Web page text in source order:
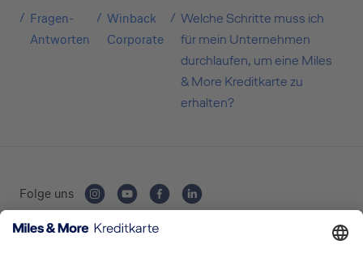
Fragen-
Antworten
Winback
Corporate
Welche Schritte muss ich
für mein Unternehmen
durchlaufen, um eine Miles
& More Kreditkarte zu
erhalten?
Folge uns